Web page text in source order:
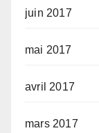
juin 2017
mai 2017
avril 2017
mars 2017